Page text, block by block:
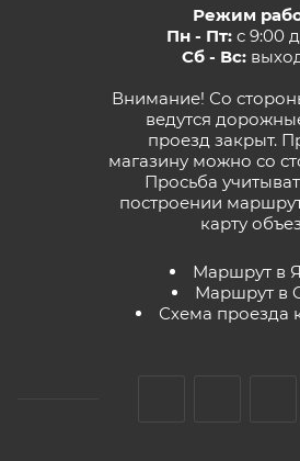
Режим
Пн - Пт: с 9:00
Сб - Вс:
Внимание! Со
ведутся
проезд закрыт.
магазину можно со
Просьба
построении
карту
Маршрут в
Маршрут в
Схема проезда